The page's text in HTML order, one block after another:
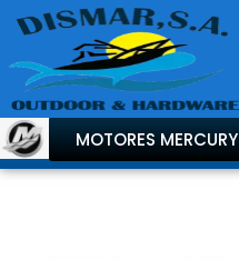
MOTORES MERCURY